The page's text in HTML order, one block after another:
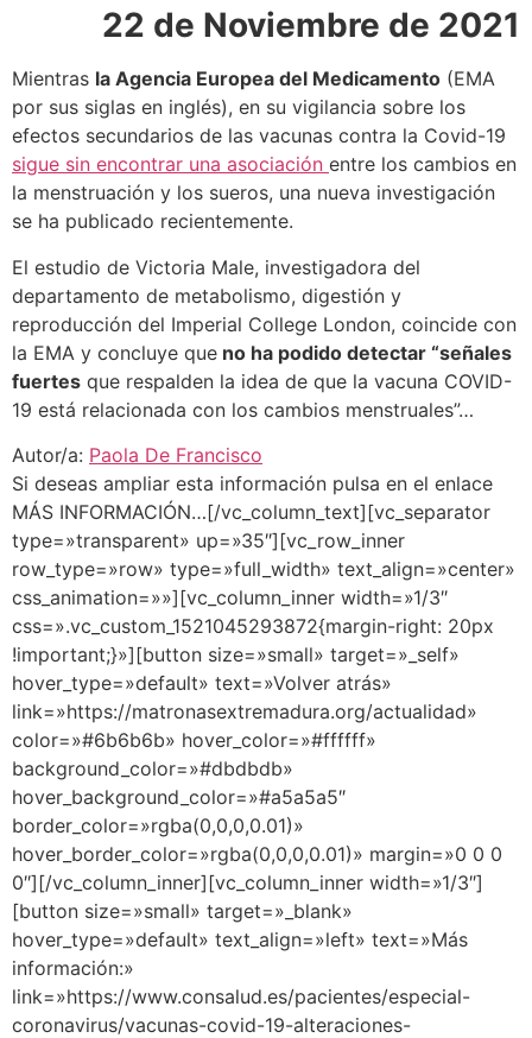
22 de Noviembre de 2021
Mientras la Agencia Europea del Medicamento (EMA
por sus siglas en inglés), en su vigilancia sobre los
efectos secundarios de las vacunas contra la Covid-19
sigue sin encontrar una asociación entre los cambios en
la menstruación y los sueros, una nueva investigación
se ha publicado recientemente.
El estudio de Victoria Male, investigadora del
departamento de metabolismo, digestión y
reproducción del Imperial College London, coincide con
la EMA y concluye que no ha podido detectar “señales
fuertes que respalden la idea de que la vacuna COVID-
19 está relacionada con los cambios menstruales”…
Autor/a: Paola De Francisco
Si deseas ampliar esta información pulsa en el enlace
MÁS INFORMACIÓN…[/vc_column_text][vc_separator
type=»transparent» up=»35″][vc_row_inner
row_type=»row» type=»full_width» text_align=»center»
css_animation=»»][vc_column_inner width=»1/3″
css=».vc_custom_1521045293872{margin-right: 20px
!important;}»][button size=»small» target=»_self»
hover_type=»default» text=»Volver atrás»
link=»https://matronasextremadura.org/actualidad»
color=»#6b6b6b» hover_color=»#ffffff»
background_color=»#dbdbdb»
hover_background_color=»#a5a5a5″
border_color=»rgba(0,0,0,0.01)»
hover_border_color=»rgba(0,0,0,0.01)» margin=»0 0 0
0″][/vc_column_inner][vc_column_inner width=»1/3″]
[button size=»small» target=»_blank»
hover_type=»default» text_align=»left» text=»Más
información:»
link=»https://www.consalud.es/pacientes/especial-
coronavirus/vacunas-covid-19-alteraciones-